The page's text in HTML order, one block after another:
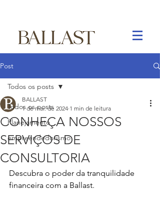
Post
Todos os posts
Planejamento
empreendedorismo
Todos os posts
CONHEÇA NOSSOS
SERVIÇOS DE
CONSULTORIA
BALLAST
1 de mai. de 2024 1 min de leitura
Descubra o poder da tranquilidade
financeira com a Ballast.